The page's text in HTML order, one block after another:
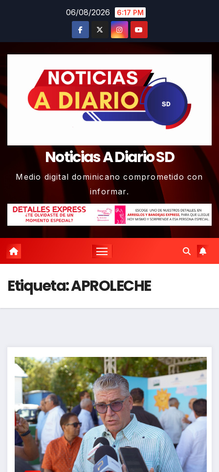
06/08/2026 6:17 PM
Noticias A Diario SD
Medio digital dominicano comprometido con
informar.
Etiqueta:APROLECHE